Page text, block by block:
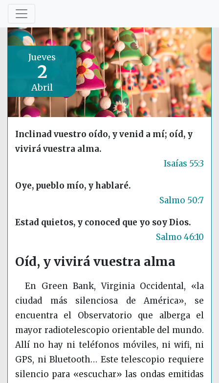
Jueves
2
Abril
Inclinad vuestro oído, y venid a mí; oíd, y
vivirá vuestra alma.
Isaías 55:3
Oye, pueblo mío, y hablaré.
Salmo 50:7
Estad quietos, y conoced que yo soy Dios.
Salmo 46:10
Oíd, y vivirá vuestra alma
En Green Bank, Virginia Occidental, «la
ciudad más silenciosa de América», se
encuentra el Observatorio que alberga el
mayor radiotelescopio orientable del mundo.
Allí no hay ni teléfonos móviles, ni wifi, ni
GPS, ni Bluetooth… Este telescopio requiere
silencio para «escuchar» las ondas emitidas